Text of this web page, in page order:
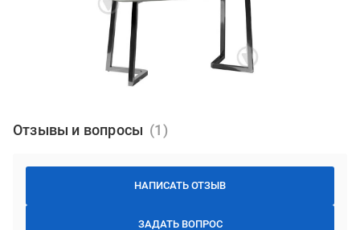
Отзывы и вопросы
НАПИСАТЬ ОТЗЫВ
ЗАДАТЬ ВОПРОС